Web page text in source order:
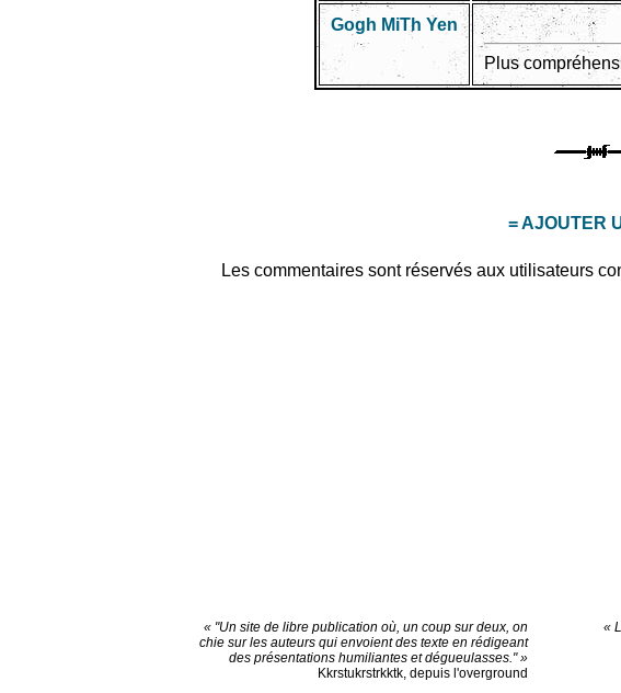
Gogh MiTh Yen
Plus
= AJOUTER
Les commentaires sont réservés aux utilisateurs
« "Un site de libre publication où, un coup sur deux, on
chie sur les auteurs qui envoient des texte en rédigeant
des présentations humiliantes et dégueulasses." »
Kkrstukrstrkktk, depuis l'overground
«